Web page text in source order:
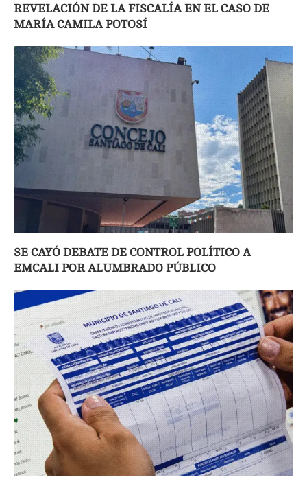
REVELACIÓN DE LA FISCALÍA EN EL CASO DE
MARÍA CAMILA POTOSÍ
SE CAYÓ DEBATE DE CONTROL POLÍTICO A
EMCALI POR ALUMBRADO PÚBLICO